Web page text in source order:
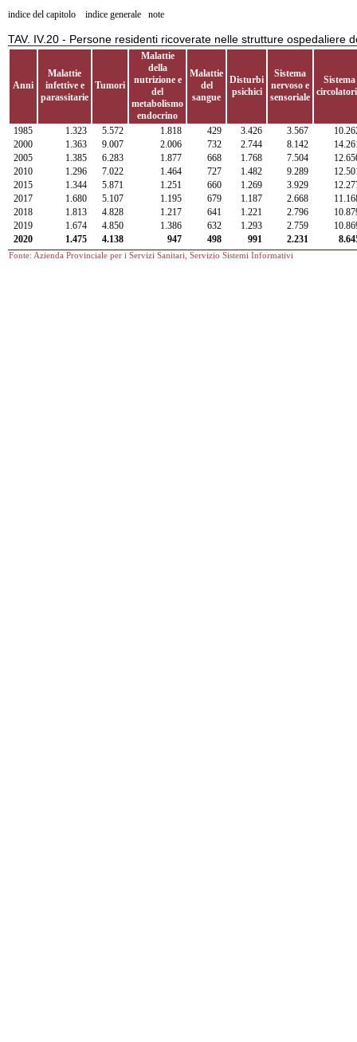
indice del capitolo indice generale note
TAV. IV.20 - Persone residenti ricoverate nelle strutture
Anni
Malattie
infettive e
parassitarie
Tumori
Malattie
della
nutrizione e
del
metabolismo
endocrino
Malattie
del
sangue
Disturbi
psichici
Sistema
nervoso e
sensoriale
Sistema
1985 1.323 5.572 1.818 429 3.426 3.567
2000
1.363 9.007 2.006 732 2.744 8.142
2005
1.385 6.283 1.877 668 1.768 7.504
2010
1.296 7.022 1.464 727 1.482 9.289
2015
1.344 5.871 1.251 660 1.269 3.929
2017
1.680 5.107 1.195 679 1.187 2.668
2018
1.813 4.828 1.217 641 1.221 2.796
2019
1.674 4.850 1.386 632 1.293 2.759
2020
1.475 4.138 947 498 991 2.231
Fonte: Azienda Provinciale per i Servizi Sanitari, Servizio Sistemi Informativi